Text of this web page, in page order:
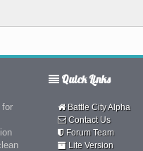
for
Quick Links
Battle City Alpha
Contact Us
Forum Team
Lite Version